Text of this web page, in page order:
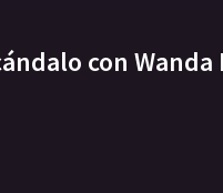
con Wanda